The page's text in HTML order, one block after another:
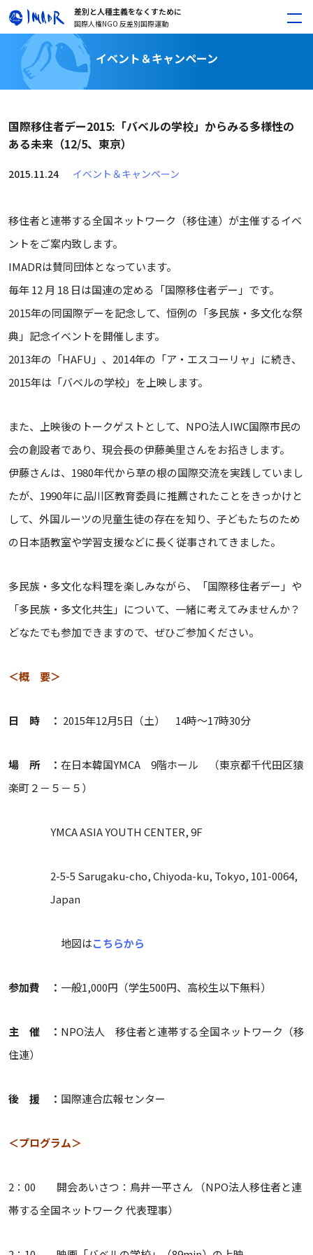
差別と人種主義をなくすために
国際人権NGO 反差別国際運動
イベント＆キャンペーン
国際移住者デー2015:「バベルの学校」からみる多様性の
ある未来（12/5、東京）
2015.11.24 イベント＆キャンペーン
移住者と連帯する全国ネットワーク（移住連）が主催するイベ
ントをご案内致します。
IMADRは賛同団体となっています。
毎年 12 月 18 日は国連の定める「国際移住者デー」です。
2015年の同国際デーを記念して、恒例の「多民族・多文化な祭
典」記念イベントを開催します。
2013年の「HAFU」、2014年の「ア・エスコーリャ」に続き、
2015年は「バベルの学校」を上映します。
また、上映後のトークゲストとして、NPO法人IWC国際市民の
会の創設者であり、現会長の伊藤美里さんをお招きします。
伊藤さんは、1980年代から草の根の国際交流を実践していまし
たが、1990年に品川区教育委員に推薦されたことをきっかけと
して、外国ルーツの児童生徒の存在を知り、子どもたちのため
の日本語教室や学習支援などに長く従事されてきました。
多民族・多文化な料理を楽しみながら、「国際移住者デー」や
「多民族・多文化共生」について、一緒に考えてみませんか？
どなたでも参加できますので、ぜひご参加ください。
＜概 要＞
日 時 ： 2015年12月5日（土） 14時～17時30分
場 所 ： 在日本韓国YMCA 9階ホール （東京都千代田区猿
楽町２－５－５）
YMCA ASIA YOUTH CENTER, 9F
2-5-5 Sarugaku-cho, Chiyoda-ku, Tokyo, 101-0064,
Japan
地図はこちらから
参加費 ： 一般1,000円（学生500円、高校生以下無料）
主 催 ： NPO法人 移住者と連帯する全国ネットワーク（移
住連）
後 援 ： 国際連合広報センター
＜プログラム＞
2：00 開会あいさつ：鳥井一平さん （NPO法人移住者と連
帯する全国ネットワーク 代表理事）